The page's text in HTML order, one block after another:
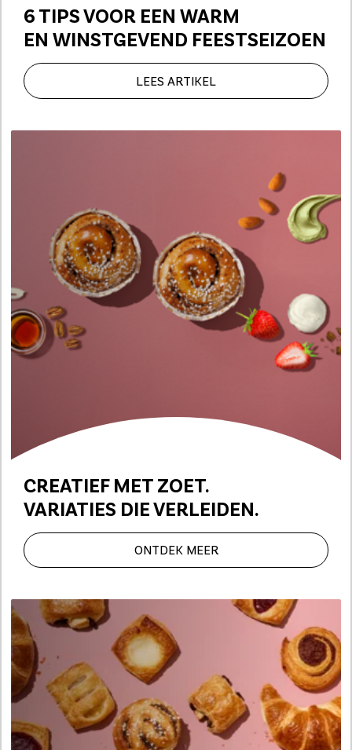
6 TIPS VOOR EEN WARM
EN WINSTGEVEND FEESTSEIZOEN
LEES ARTIKEL
CREATIEF MET ZOET.
VARIATIES DIE VERLEIDEN.
ONTDEK MEER